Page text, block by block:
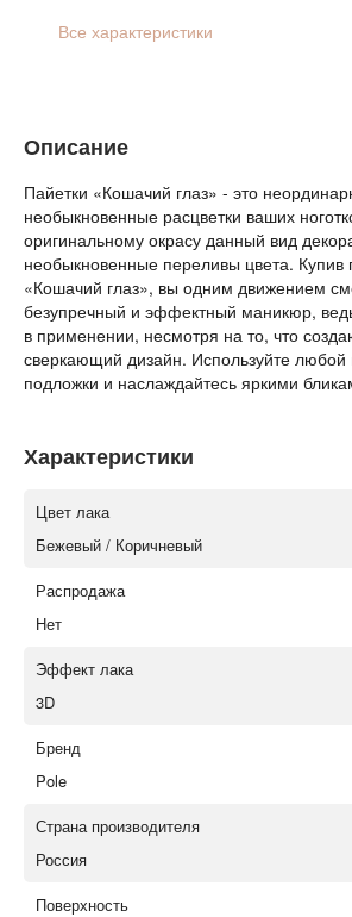
Все характеристики
Описание
Пайетки «Кошачий глаз» - это
необыкновенные расцветки ваших
оригинальному окрасу данный вид
необыкновенные переливы цвета. Купив
«Кошачий глаз», вы одним движением
безупречный и эффектный маникюр,
в применении, несмотря на то, что
сверкающий дизайн. Используйте любой
подложки и наслаждайтесь яркими
Характеристики
Цвет лака
Бежевый / Коричневый
Распродажа
Нет
Эффект лака
3D
Бренд
Pole
Страна производителя
Россия
Поверхность